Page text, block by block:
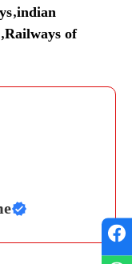
,indian
,Railways of